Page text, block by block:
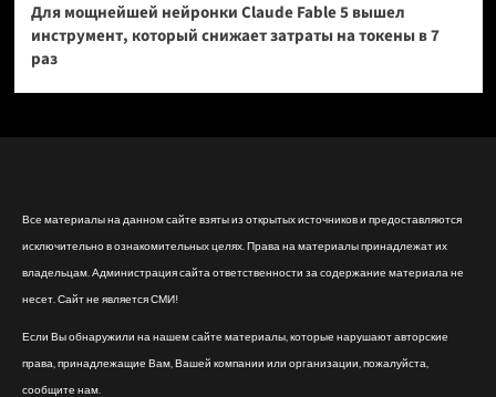
Для мощнейшей нейронки Claude Fable 5 вышел
инструмент, который снижает затраты на токены в 7
раз
Все материалы на данном сайте взяты из открытых источников и предоставляются
исключительно в ознакомительных целях. Права на материалы принадлежат их
владельцам. Администрация сайта ответственности за содержание материала не
несет. Сайт не является СМИ!
Если Вы обнаружили на нашем сайте материалы, которые нарушают авторские
права, принадлежащие Вам, Вашей компании или организации, пожалуйста,
сообщите нам.